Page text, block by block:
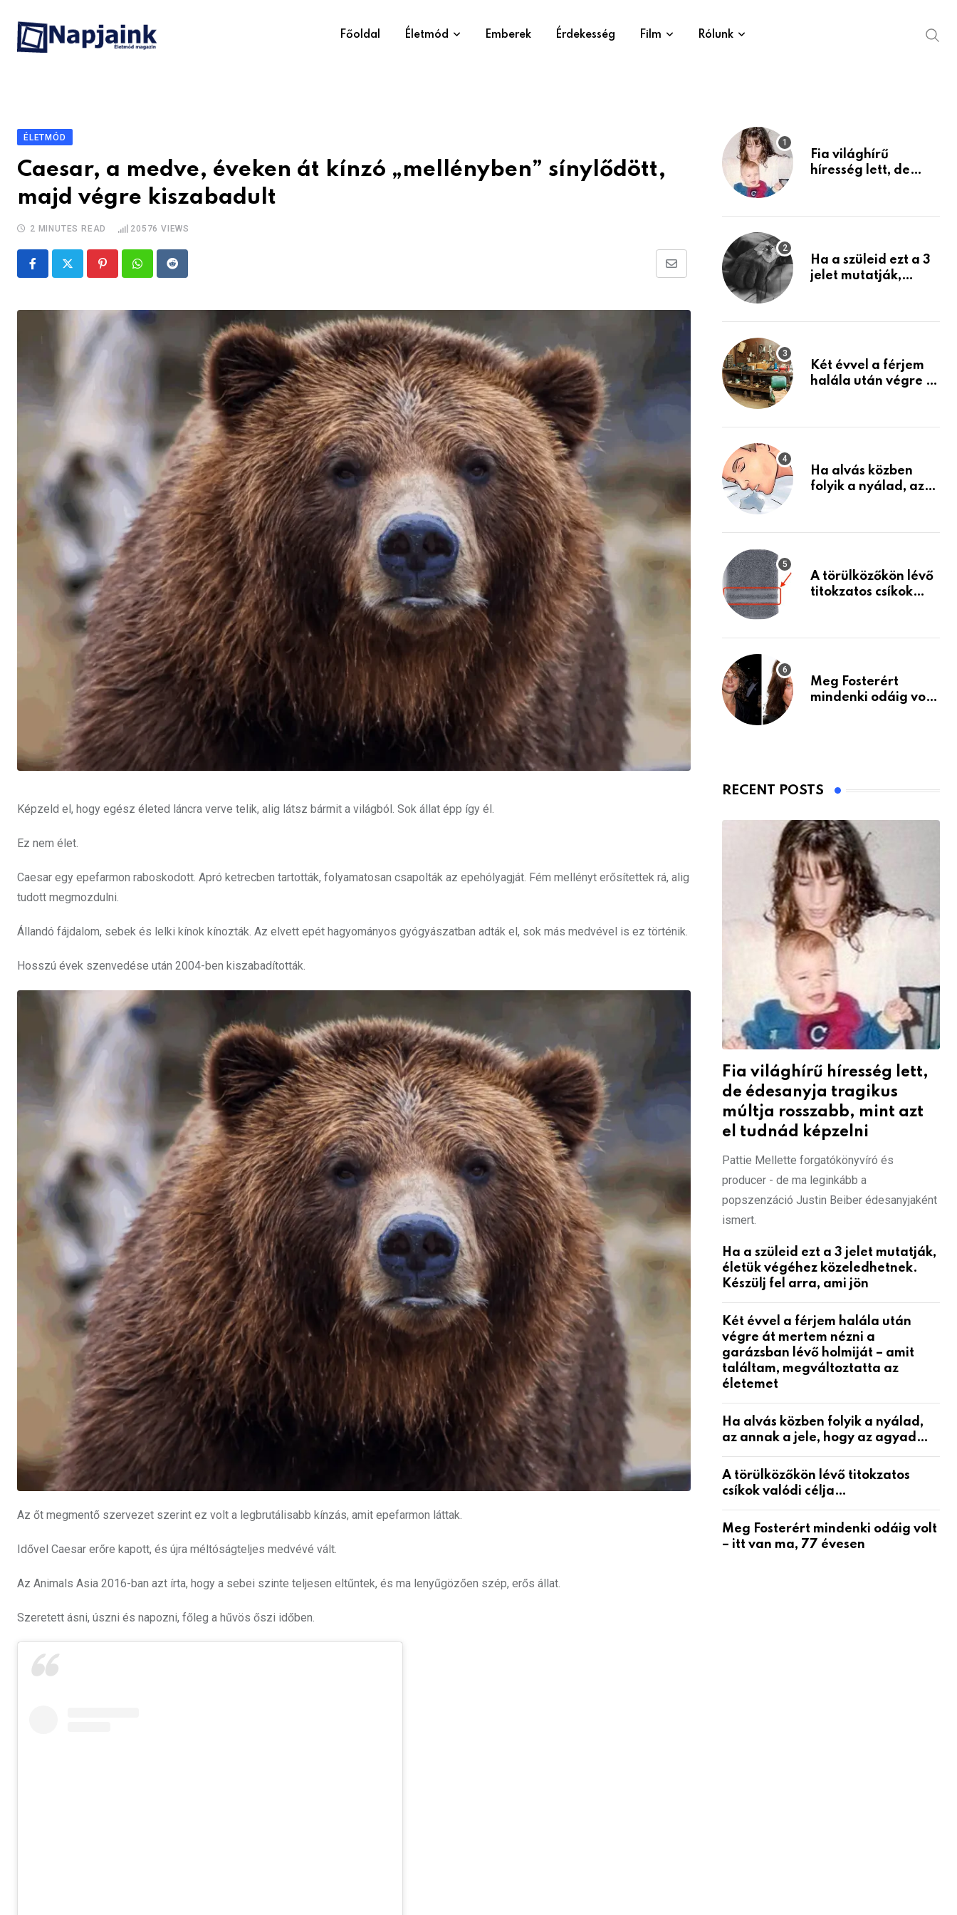
content
Főoldal Életmód Emberek Érdekesség Film Rólunk
ÉLETMÓD
Caesar, a medve, éveken át kínzó „mellényben” sínylődött,
majd végre kiszabadult
2 MINUTES READ 20576 VIEWS
PinterestWhatsappReddit
Share
Email
Képzeld el, hogy egész életed láncra verve telik, alig látsz bármit a világból. Sok állat épp így él.
Ez nem élet.
Caesar egy epefarmon raboskodott. Apró ketrecben tartották, folyamatosan csapolták az epehólyagját. Fém mellényt erősítettek rá, alig
tudott megmozdulni.
Állandó fájdalom, sebek és lelki kínok kínozták. Az elvett epét hagyományos gyógyászatban adták el, sok más medvével is ez történik.
Hosszú évek szenvedése után 2004-ben kiszabadították.
Az őt megmentő szervezet szerint ez volt a legbrutálisabb kínzás, amit epefarmon láttak.
Idővel Caesar erőre kapott, és újra méltóságteljes medvévé vált.
Az Animals Asia 2016-ban azt írta, hogy a sebei szinte teljesen eltűntek, és ma lenyűgözően szép, erős állat.
Szeretett ásni, úszni és napozni, főleg a hűvös őszi időben.
Fia világhírű
híresség lett, de
mint azt el tudnád
Ha a szüleid ezt a 3
jelet mutatják,
Készülj fel arra, ami
Két évvel a férjem
halála után végre át
holmiját – amit
életemet
Ha alvás közben
folyik a nyálad, az
A törülközőkön lévő
titokzatos csíkok
Meg Fosterért
mindenki odáig volt
RECENT POSTS
Fia világhírű híresség lett,
de édesanyja tragikus
múltja rosszabb, mint azt
el tudnád képzelni
Pattie Mellette forgatókönyvíró és
producer - de ma leginkább a
popszenzáció Justin Beiber édesanyjaként
ismert.
Ha a szüleid ezt a 3 jelet mutatják,
életük végéhez közeledhetnek.
Készülj fel arra, ami jön
Két évvel a férjem halála után
végre át mertem nézni a
garázsban lévő holmiját – amit
találtam, megváltoztatta az
életemet
Ha alvás közben folyik a nyálad,
az annak a jele, hogy az agyad…
A törülközőkön lévő titokzatos
csíkok valódi célja…
Meg Fosterért mindenki odáig volt
– itt van ma, 77 évesen